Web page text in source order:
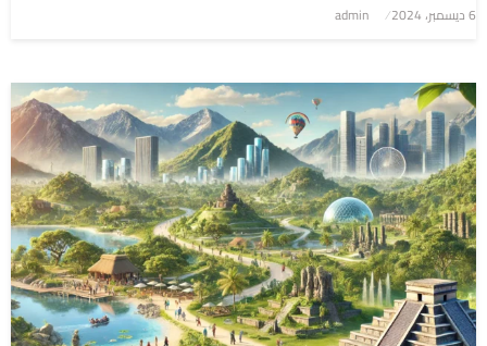
نُشر
6 ديسمبر، 2024 admin